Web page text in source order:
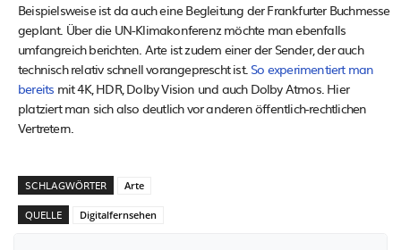
Beispielsweise ist da auch eine Begleitung der Frankfurter Buchmesse
geplant. Über die UN-Klimakonferenz möchte man ebenfalls
umfangreich berichten. Arte ist zudem einer der Sender, der auch
technisch relativ schnell vorangeprescht ist. So experimentiert man
bereits mit 4K, HDR, Dolby Vision und auch Dolby Atmos. Hier
platziert man sich also deutlich vor anderen öffentlich-rechtlichen
Vertretern.
SCHLAGWÖRTER Arte
QUELLE Digitalfernsehen